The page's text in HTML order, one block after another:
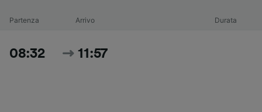
Partenza Arrivo Durata
08:32 11:57